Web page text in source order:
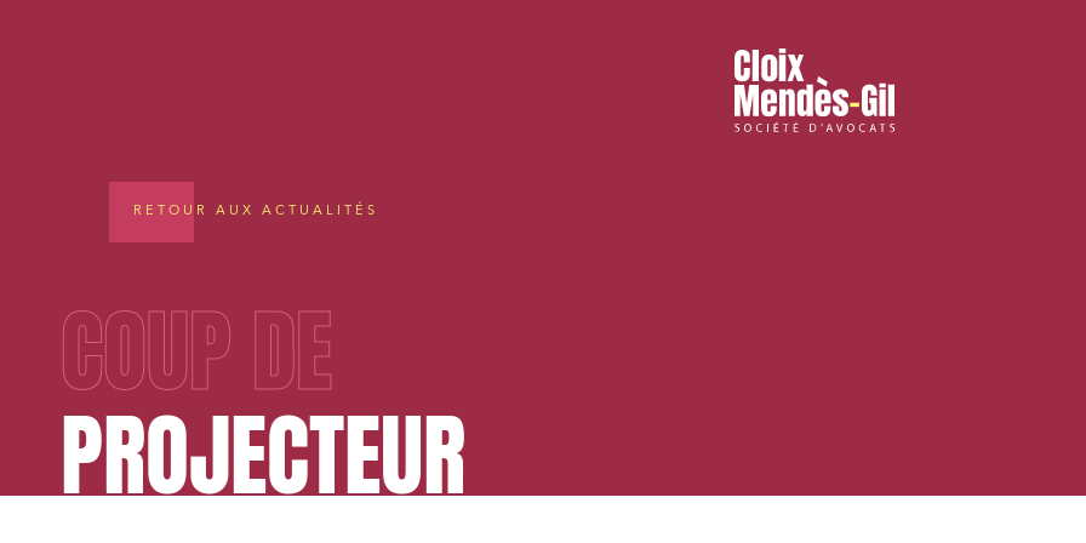
RETOUR AUX ACTUALITÉS
COUP DE
PROJECTEUR